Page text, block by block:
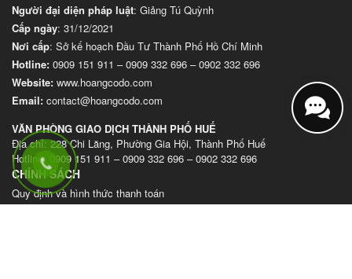
Người đại diện pháp luật: Giảng Tú Quỳnh
Cấp ngày: 31/12/2021
Nơi cấp: Sở kế hoạch Đầu Tư Thành Phố Hồ Chí Minh
Hotline: 0909 151 911 –0909 332 696 –0902 332 696
Website: www.hoangcodo.com
Email: contact@hoangcodo.com
VĂN PHÒNG GIAO DỊCH THÀNH PHỐ HUẾ
Địa chỉ: 228 Chi Lăng, Phường Gia Hội, Thành Phố Huế
Hotline: 0909 151 911 – 0909 332 696 – 0902 332 696
CHÍNH SÁCH
Quy định và hình thức thanh toán